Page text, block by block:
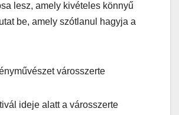
lesz, amely kivételes könnyű
be, amely szótlanul hagyja a
városszerte
ideje alatt a városszerte